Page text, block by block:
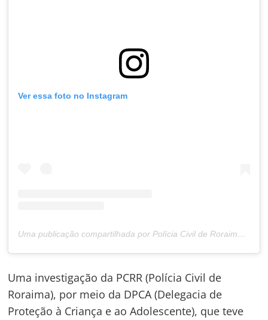
Ver essa foto no Instagram
Uma publicação compartilhada por Polícia Civil de Roraima (@policiacivilderoraima)
Uma investigação da PCRR (Polícia Civil de
Roraima), por meio da DPCA (Delegacia de
Proteção à Criança e ao Adolescente), que teve